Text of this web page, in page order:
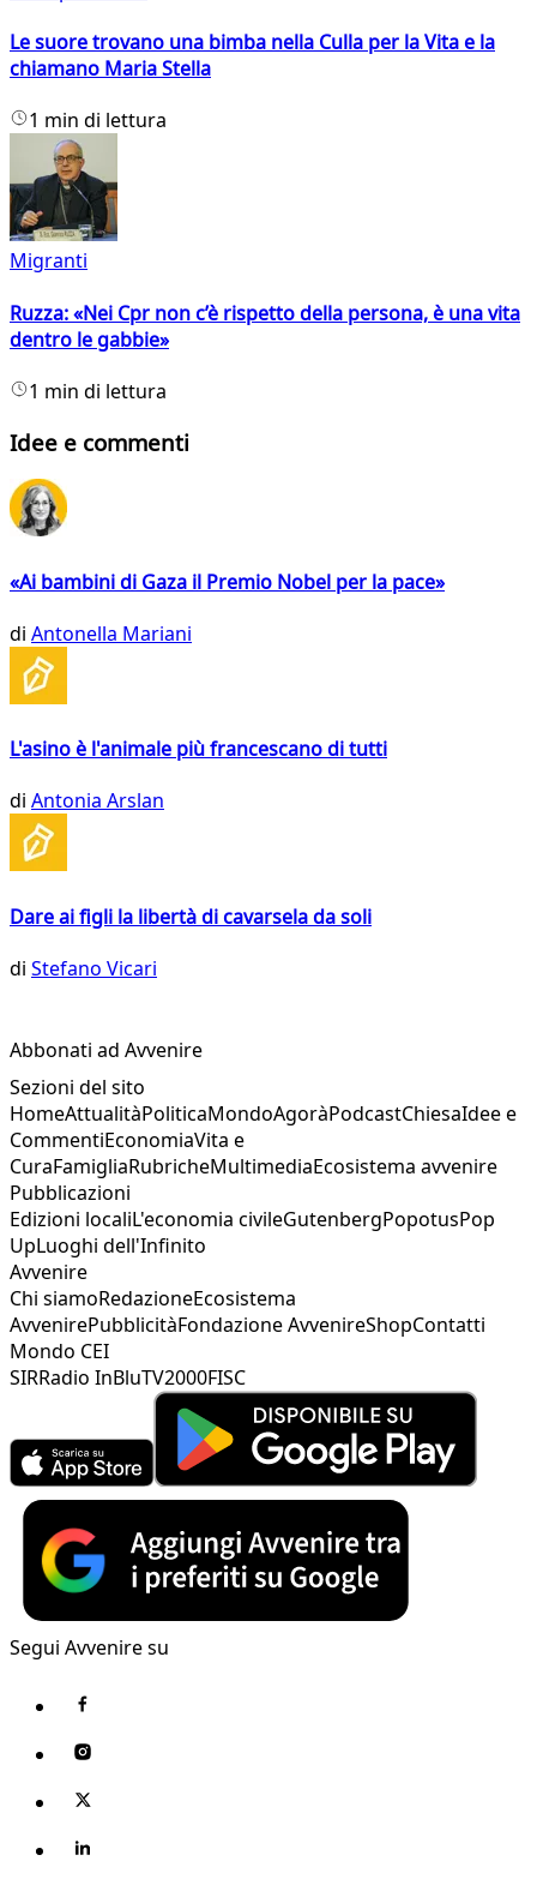
Le suore trovano una bimba nella Culla per la Vita e la
chiamano Maria Stella
1 min di lettura
Migranti
Ruzza: «Nei Cpr non c’è rispetto della persona, è una vita
dentro le gabbie»
1 min di lettura
Idee e commenti
«Ai bambini di Gaza il Premio Nobel per la pace»
di Antonella Mariani
L'asino è l'animale più francescano di tutti
di Antonia Arslan
Dare ai figli la libertà di cavarsela da soli
di Stefano Vicari
Abbonati ad Avvenire
Sezioni del sito
HomeAttualitàPoliticaMondoAgoràPodcastChiesaIdee e
CommentiEconomiaVita e
CuraFamigliaRubricheMultimediaEcosistema avvenire
Pubblicazioni
Edizioni localiL'economia civileGutenbergPopotusPop
UpLuoghi dell'Infinito
Avvenire
Chi siamoRedazioneEcosistema
AvvenirePubblicitàFondazione AvvenireShopContatti
Mondo CEI
SIRRadio InBluTV2000FISC
Segui Avvenire su